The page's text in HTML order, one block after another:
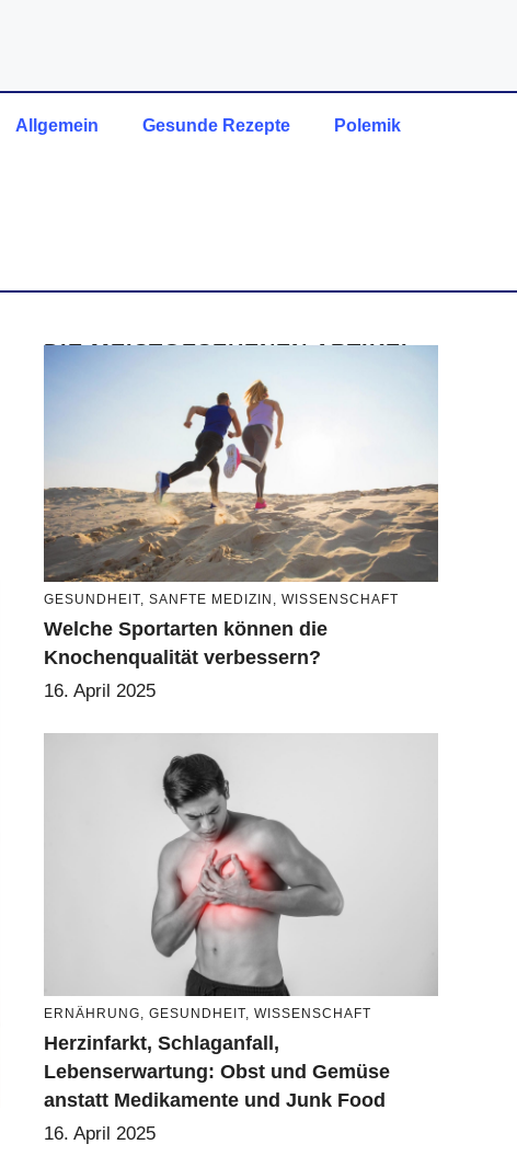
Allgemein Gesunde Rezepte Polemik
DIE MEISTGESEHENEN ARTIKEL
GESUNDHEIT, SANFTE MEDIZIN , WISSENSCHAFT
Welche Sportarten können die
Knochenqualität verbessern?
16. April 2025
ERNÄHRUNG GESUNDHEIT WISSENSCHAFT
Herzinfarkt, Schlaganfall,
Lebenserwartung: Obst und Gemüse
anstatt Medikamente und Junk Food
16. April 2025